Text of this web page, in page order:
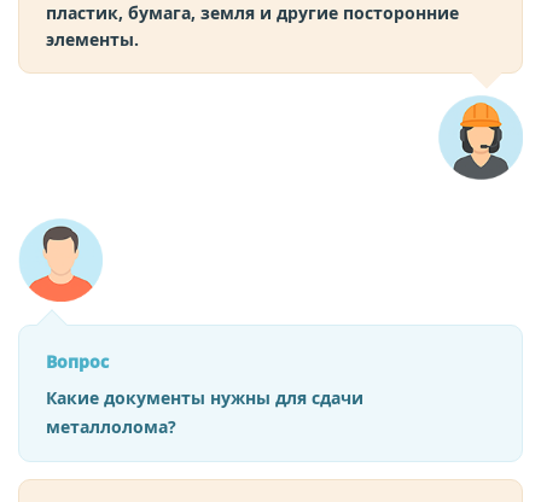
пластик, бумага, земля и другие посторонние
элементы.
Вопрос
Какие документы нужны для сдачи
металлолома?